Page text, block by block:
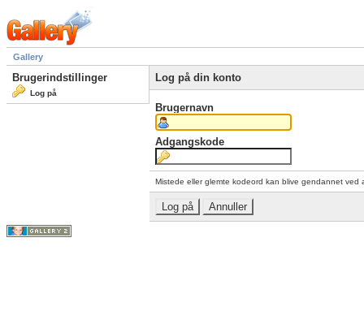
Gallery
Brugerindstillinger
Log på
Log på din konto
Brugernavn
Adgangskode
Mistede eller glemte kodeord kan blive gendannet ved